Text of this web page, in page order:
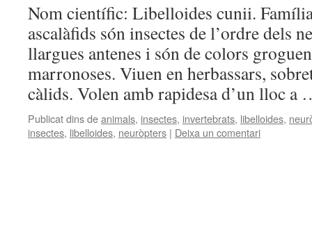
Nom científic: Libelloides cunii.
ascalàfids són insectes de l’ordre dels
llargues antenes i són de colors
marronoses. Viuen en herbassars,
càlids. Volen amb rapidesa d’un lloc
Publicat dins deanimals, insectes, invertebrats, libelloides,
insectes, libelloides, neuròpters | Deixa un comentari